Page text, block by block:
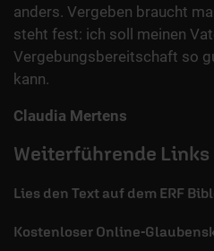
anders. Vergeben braucht
steht fest: ich soll meinen
Vergebungsbereitschaft so
kann.
Claudia Mertens
Weiterführende Links
Lies den Text auf dem ERF
Kostenloser Online-